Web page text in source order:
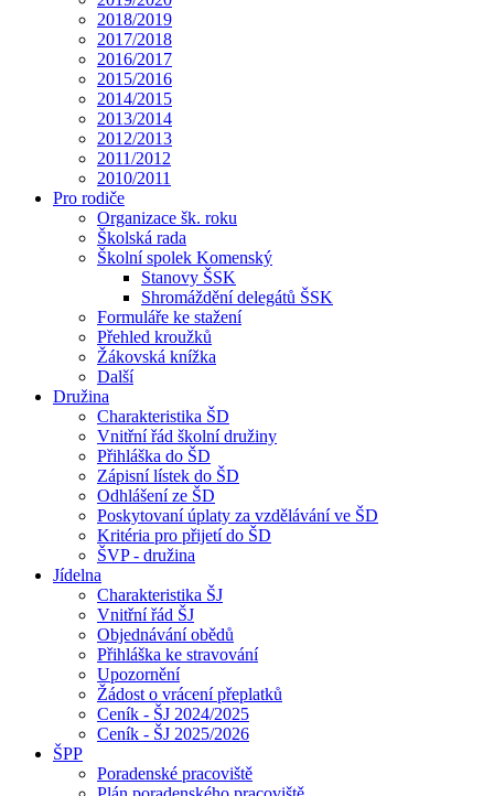
2018/2019
2017/2018
2016/2017
2015/2016
2014/2015
2013/2014
2012/2013
2011/2012
2010/2011
Pro rodiče
Organizace šk. roku
Školská rada
Školní spolek Komenský
Stanovy ŠSK
Shromáždění delegátů ŠSK
Formuláře ke stažení
Přehled kroužků
Žákovská knížka
Další
Družina
Charakteristika ŠD
Vnitřní řád školní družiny
Přihláška do ŠD
Zápisní lístek do ŠD
Odhlášení ze ŠD
Poskytovaní úplaty za vzdělávání ve ŠD
Kritéria pro přijetí do ŠD
ŠVP - družina
Jídelna
Charakteristika ŠJ
Vnitřní řád ŠJ
Objednávání obědů
Přihláška ke stravování
Upozornění
Žádost o vrácení přeplatků
Ceník - ŠJ 2024/2025
Ceník - ŠJ 2025/2026
ŠPP
Poradenské pracoviště